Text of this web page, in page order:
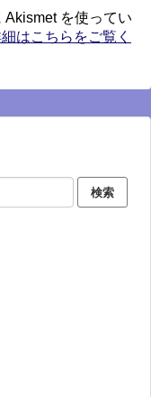
Akismet を使ってい
はこちらをご覧く